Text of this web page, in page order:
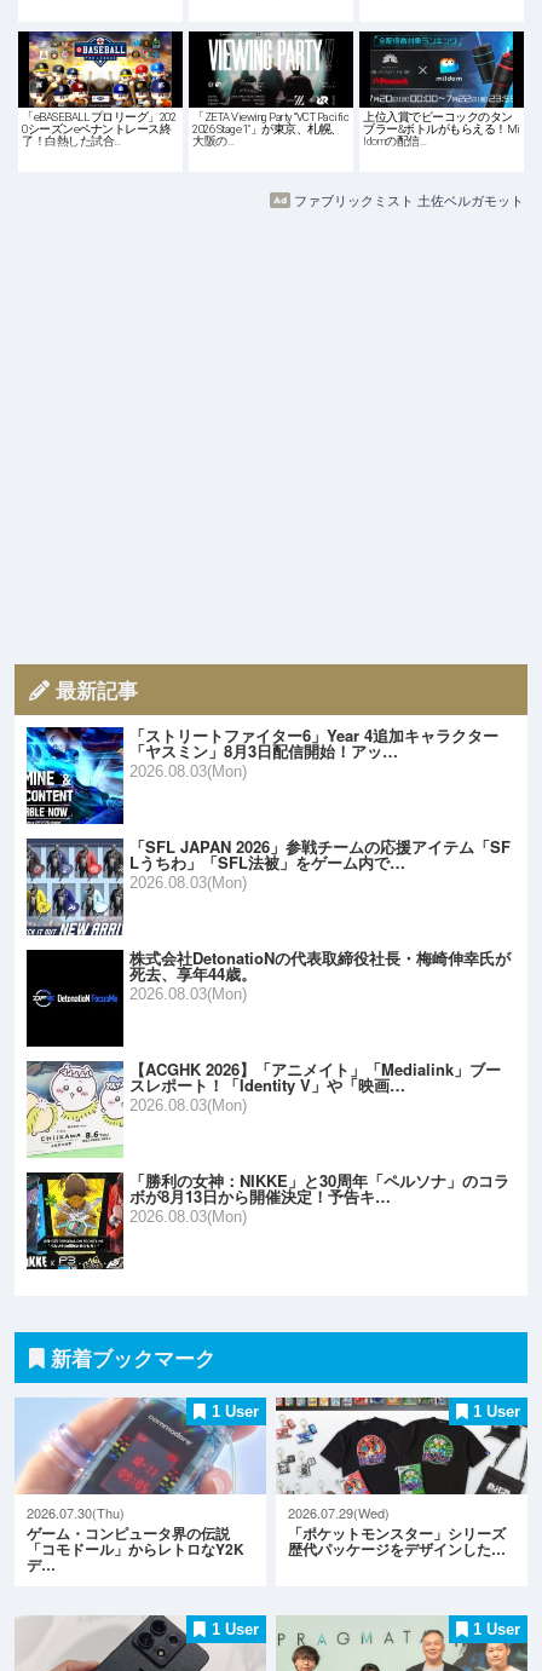
「eBASEBALL プロリーグ」202
0シーズンeペナントレース終
了！白熱した試合…
「ZETA Viewing Party “VCT Pacific
2026 Stage 1″」が東京、札幌、
大阪の…
上位入賞でピーコックのタン
ブラー&ボトルがもらえる！Mi
ldomの配信…
ファブリックミスト 土佐ベルガモット
最新記事
「ストリートファイター6」Year 4追加キャラクター
「ヤスミン」8月3日配信開始！アッ…
2026.08.03(Mon)
「SFL JAPAN 2026」参戦チームの応援アイテム「SF
Lうちわ」「SFL法被」をゲーム内で…
2026.08.03(Mon)
株式会社DetonatioNの代表取締役社長・梅崎伸幸氏が
死去、享年44歳。
2026.08.03(Mon)
【ACGHK 2026】「アニメイト」「Medialink」ブー
スレポート！「Identity V」や「映画…
2026.08.03(Mon)
「勝利の女神：NIKKE」と30周年「ペルソナ」のコラ
ボが8月13日から開催決定！予告キ…
2026.08.03(Mon)
新着ブックマーク
1 User
2026.07.30(Thu)
ゲーム・コンピュータ界の伝説
「コモドール」からレトロなY2K
デ…
1 User
2026.07.29(Wed)
「ポケットモンスター」シリーズ
歴代パッケージをデザインした…
1 User 1 User